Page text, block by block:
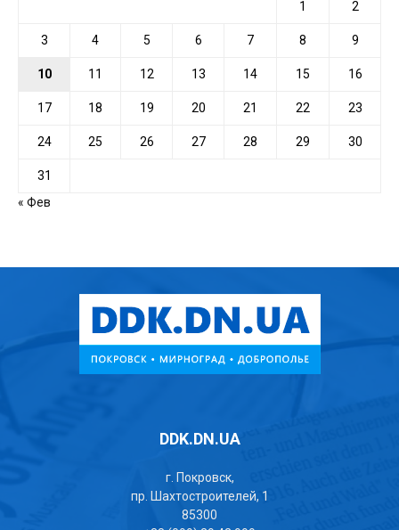
1 2
3 4 5 6 7 8 9
10 11 12 13 14 15 16
17 18 19 20 21 22 23
24 25 26 27 28 29 30
31
« Фев
DDK.DN.UA
г. Покровск,
пр. Шахтостроителей, 1
85300